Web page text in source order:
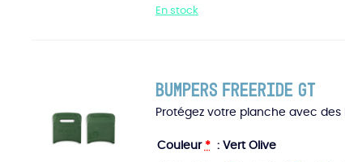
En stock
Bumpers Freeride GT
Protégez votre planche avec
Couleur * : Vert Olive